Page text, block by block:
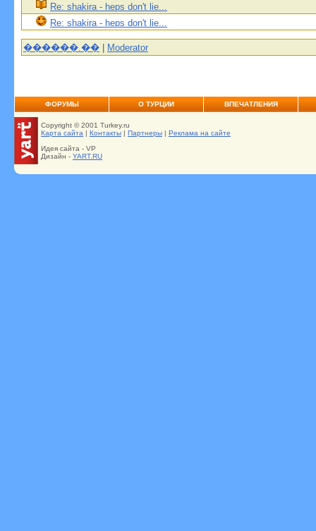
Re: shakira - heps don't lie...
Re: shakira - heps don't lie...
������.�� | Moderator
ФОРУМЫ О ТУРЦИИ ВПЕЧАТЛЕНИЯ
Copyright © 2001 Turkey.ru
Карта сайта | Контакты | Партнеры | Реклама на сайте
Идея сайта - VP
Дизайн - YART.RU